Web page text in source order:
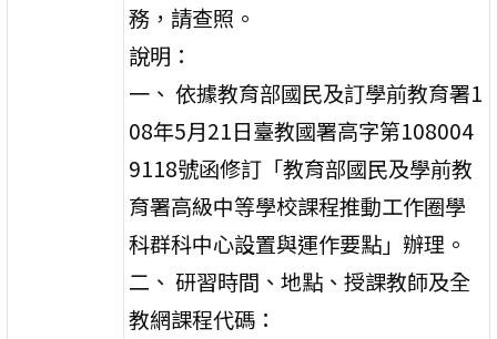
務，請查照。
說明：
一、 依據教育部國民及訂學前教育署1
08年5月21日臺教國署高字第108004
9118號函修訂「教育部國民及學前教
育署高級中等學校課程推動工作圈學
科群科中心設置與運作要點」辦理。
二、 研習時間、地點、授課教師及全
教網課程代碼：